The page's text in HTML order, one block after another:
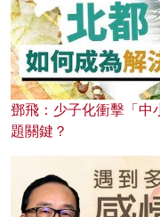
鄧飛：少子化衝擊「中
題關鍵？